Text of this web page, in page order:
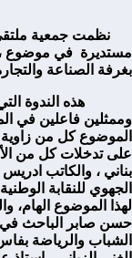
نظمت جمعية ملتقى
مستديرة في موضوع ،
بغرفة الصناعة
هذه الندوة التي
وممثلين فاعلين في
الموضوع كل من زاوية
على تدخلات كل من
بناني ، والكاتب
الجهوي للنقابة
لهذا الموضوع الهام،
حسن صابر الباحث في
الشباب والرياضة